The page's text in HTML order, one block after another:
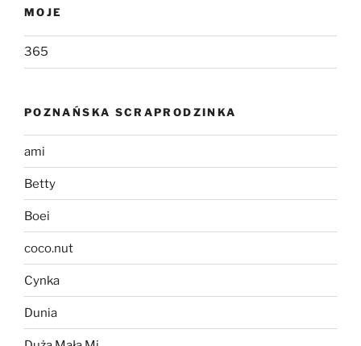
MOJE
365
POZNAŃSKA SCRAPRODZINKA
ami
Betty
Boei
coco.nut
Cynka
Dunia